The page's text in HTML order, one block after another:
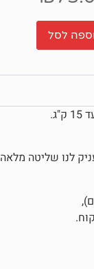
לסל
שליטה מלאה על